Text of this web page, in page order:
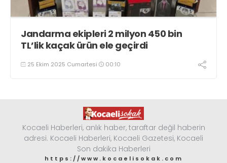
Jandarma ekipleri 2 milyon 450 bin
TL’lik kaçak ürün ele geçirdi
25 Ekim 2025 Cumartesi 00:10
Kocaeli Haberleri, anlık haber, taraftar değil haberin
adresi. Kocaeli Haberleri, Kocaeli Gazetesi, Kocaeli
Son dakika Haberleri
https://www.kocaelisokak.com